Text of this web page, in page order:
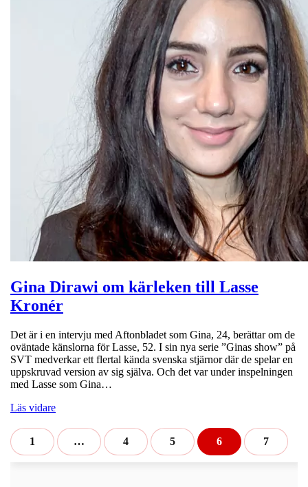
Gina Dirawi om kärleken till Lasse
Kronér
Det är i en intervju med Aftonbladet som Gina, 24, berättar om de
oväntade känslorna för Lasse, 52. I sin nya serie ”Ginas show” på
SVT medverkar ett flertal kända svenska stjärnor där de spelar en
uppskruvad version av sig själva. Och det var under inspelningen
med Lasse som Gina…
Läs vidare
1 … 4 5 6 7